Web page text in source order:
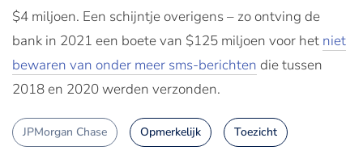
$4 miljoen. Een schijntje overigens – zo ontving de
bank in 2021 een boete van $125 miljoen voor het niet
bewaren van onder meer sms-berichten die tussen
2018 en 2020 werden verzonden.
JPMorgan Chase Opmerkelijk Toezicht